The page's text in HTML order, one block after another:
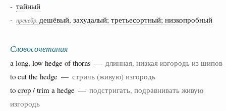
- тайный
- пренебр. дешёвый, захудалый; третьесортный; низкопробный
Словосочетания
a long, low hedge ofthorns — длинная, низкая изгородь из шипов
to cut the hedge — стричь (живую) изгородь
to crop / trim a hedge — подстригать, подравнивать живую
изгородь